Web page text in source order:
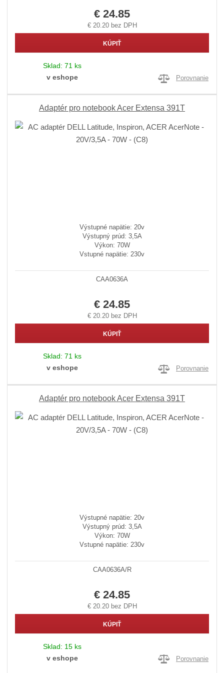
€ 24.85
€ 20.20 bez DPH
KÚPIŤ
Sklad: 71 ks
v eshope
Porovnanie
Adaptér pro notebook Acer Extensa 391T
Výstupné napätie: 20v
Výstupný prúd: 3,5A
Výkon: 70W
Vstupné napätie: 230v
CAA0636A
€ 24.85
€ 20.20 bez DPH
KÚPIŤ
Sklad: 71 ks
v eshope
Porovnanie
Adaptér pro notebook Acer Extensa 391T
Výstupné napätie: 20v
Výstupný prúd: 3,5A
Výkon: 70W
Vstupné napätie: 230v
CAA0636A/R
€ 24.85
€ 20.20 bez DPH
KÚPIŤ
Sklad: 15 ks
v eshope
Porovnanie